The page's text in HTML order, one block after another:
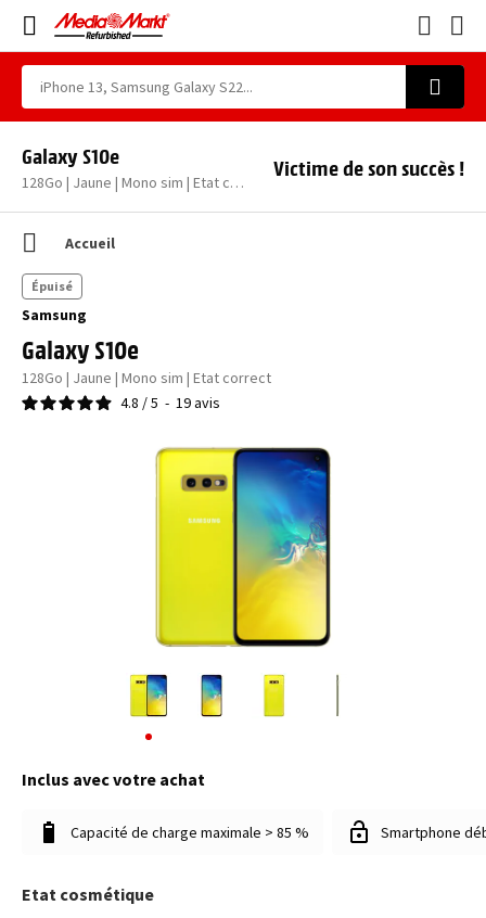
Galaxy S10e
128Go | Jaune | Mono sim | Etat correct
Victime de son succès !
Accueil
Samsung
Galaxy S10e
128Go | Jaune | Mono sim | Etat correct
4.8 /5 - 19avis
Épuisé
Inclus avec votre achat
Capacité de charge maximale > 85 % Smartphone
Etat cosmétique